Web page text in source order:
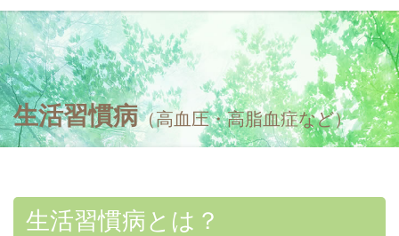
生活習慣病（高血圧・高脂血症など）
生活習慣病とは？